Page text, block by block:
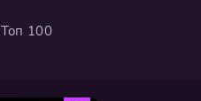
Топ 100